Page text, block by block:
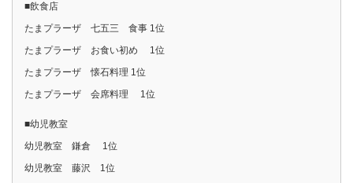
■飲食店
たまプラーザ 七五三 食事 1位
たまプラーザ お食い初め 1位
たまプラーザ 懐石料理 1位
たまプラーザ 会席料理 1位
■幼児教室
幼児教室 鎌倉 1位
幼児教室 藤沢 1位